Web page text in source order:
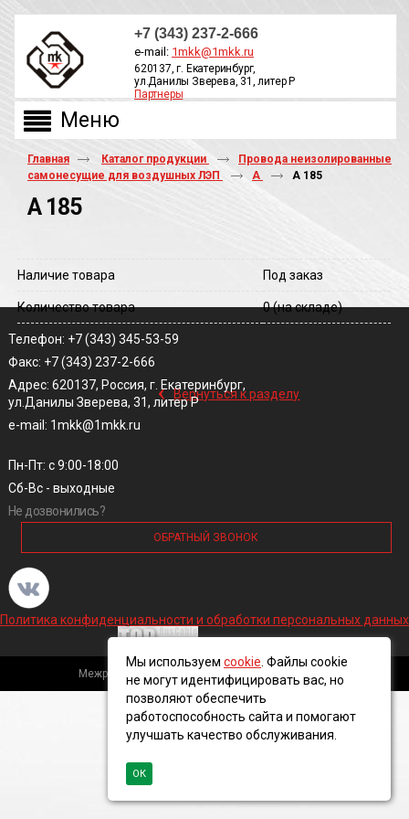
+7 (343) 237-2-666
e-mail: 1mkk@1mkk.ru
620137, г. Екатеринбург,
ул.Данилы Зверева, 31, литер Р
Партнеры
Главная Каталог продукции
Провода неизолированные
самонесущие для воздушных ЛЭП
А А 185
А 185
Наличие товара Под заказ
Количество товара 0(на складе)
‹ Вернуться к разделу
Телефон: +7 (343) 345-53-59
Факс: +7 (343) 237-2-666
Адрес: 620137, Россия, г. Екатеринбург,
ул.Данилы Зверева, 31, литер Р
e-mail: 1mkk@1mkk.ru
Пн-Пт: с 9:00-18:00
Сб-Вс - выходные
Не дозвонились?
ОБРАТНЫЙ ЗВОНОК
Политика конфиденциальности и обработки персональных данных
Межрегиональная кабельная компания, 2016 ©
Мы используем cookie . Файлы cookie
не могут идентифицировать вас, но
позволяют обеспечить
работоспособность сайта и помогают
улучшать качество обслуживания.
ОК